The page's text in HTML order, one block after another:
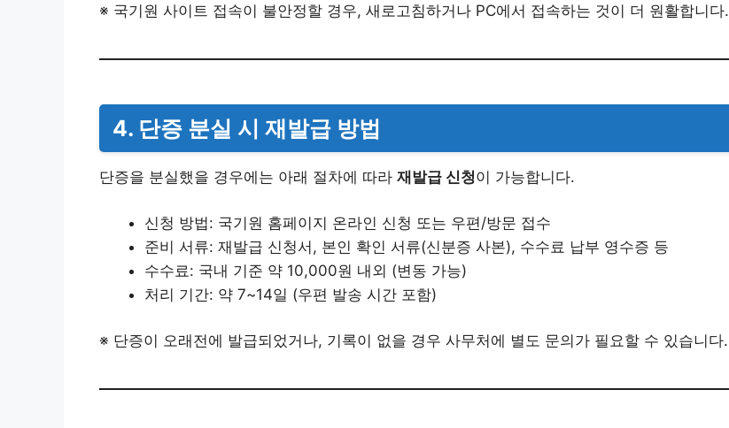
※ 국기원 사이트 접속이 불안정할 경우, 새로고침하거나 PC에서 접속하는 것이 더 원활합니다.
4. 단증 분실 시 재발급 방법
단증을 분실했을 경우에는 아래 절차에 따라 재발급 신청이 가능합니다.
신청 방법: 국기원 홈페이지 온라인 신청 또는 우편/방문 접수
준비 서류: 재발급 신청서, 본인 확인 서류(신분증 사본), 수수료 납부 영수증 등
수수료: 국내 기준 약 10,000원 내외 (변동 가능)
처리 기간: 약 7~14일 (우편 발송 시간 포함)
※ 단증이 오래전에 발급되었거나, 기록이 없을 경우 사무처에 별도 문의가 필요할 수 있습니다.